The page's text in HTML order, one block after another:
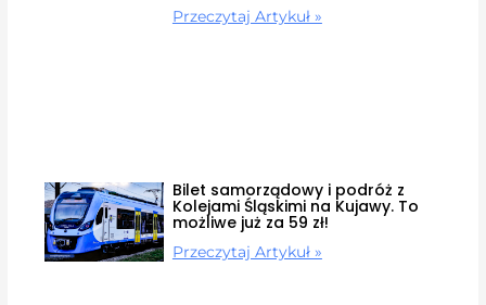
Przeczytaj Artykuł »
Bilet samorządowy i podróż z
Kolejami Śląskimi na Kujawy. To
możliwe już za 59 zł!
Przeczytaj Artykuł »